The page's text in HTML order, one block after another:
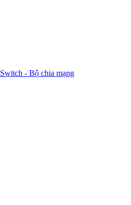
Switch - Bộ chia mạng